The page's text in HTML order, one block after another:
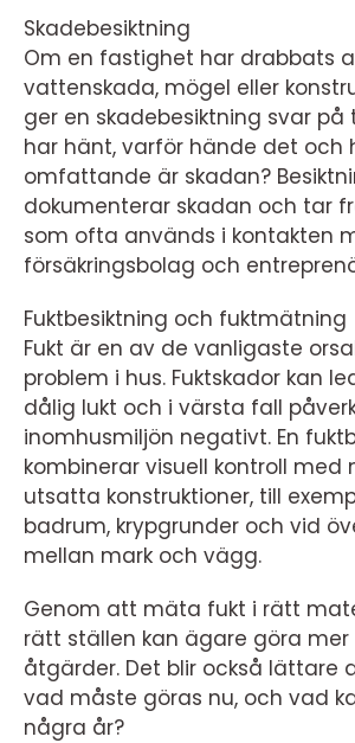
Skadebesiktning
Om en fastighet har drabbats
vattenskada, mögel eller
ger en skadebesiktning svar på
har hänt, varför hände det och
omfattande är skadan?
dokumenterar skadan och tar
som ofta används i kontakten
försäkringsbolag och
Fuktbesiktning och fuktmätning
Fukt är en av de vanligaste
problem i hus. Fuktskador kan
dålig lukt och i värsta fall
inomhusmiljön negativt. En
kombinerar visuell kontroll med
utsatta konstruktioner, till
badrum, krypgrunder och vid
mellan mark och vägg.
Genom att mäta fukt i rätt
rätt ställen kan ägare göra
åtgärder. Det blir också lättare
vad måste göras nu, och vad
några år?